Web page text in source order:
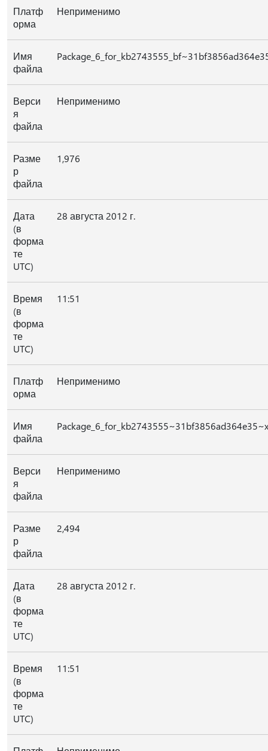
Платф
орма
Неприменимо
Имя
файла
Верси
я
файла
Неприменимо
Разме
р
файла
1,976
Дата
(в
форма
те
UTC)
28 августа 2012 г.
Время
(в
форма
те
UTC)
11:51
Платф
орма
Неприменимо
Имя
файла
Верси
я
файла
Неприменимо
Разме
р
файла
2,494
Дата
(в
форма
те
UTC)
28 августа 2012 г.
Время
(в
форма
те
UTC)
11:51